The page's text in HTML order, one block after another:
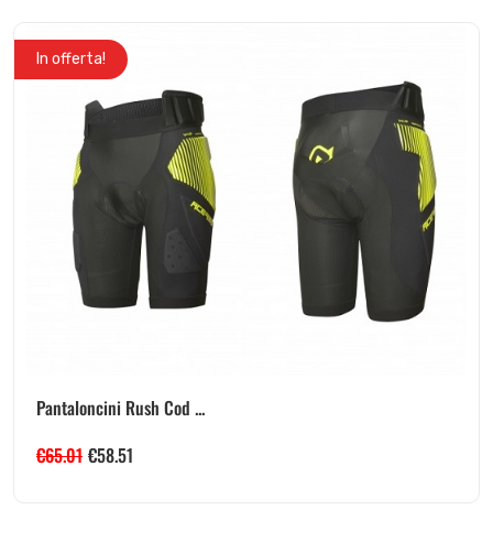
In offerta!
Pantaloncini Rush Cod ...
€65.01 €58.51